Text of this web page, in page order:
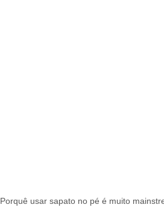
Porquê usar sapato no pé é muito